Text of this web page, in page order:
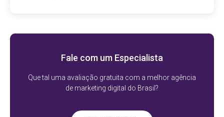
Fale com um Especialista
Que tal uma avaliação gratuita com a melhor agência
de marketing digital do Brasil?